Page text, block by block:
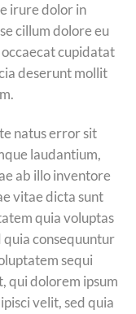
irure dolor in
cillum dolore eu
cupidatat
deserunt mollit
natus error sit
laudantium,
ab illo inventore
vitae dicta sunt
quia voluptas
consequuntur
sequi
qui dolorem ipsum
velit, sed quia